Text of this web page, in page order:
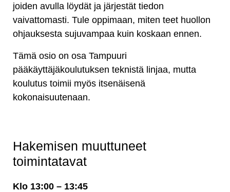
joiden avulla löydät ja järjestät tiedon
vaivattomasti. Tule oppimaan, miten teet huollon
ohjauksesta sujuvampaa kuin koskaan ennen.
Tämä osio on osa Tampuuri
pääkäyttäjäkoulutuksen teknistä linjaa, mutta
koulutus toimii myös itsenäisenä
kokonaisuutenaan.
Hakemisen muuttuneet
toimintatavat
Klo 13:00 – 13:45